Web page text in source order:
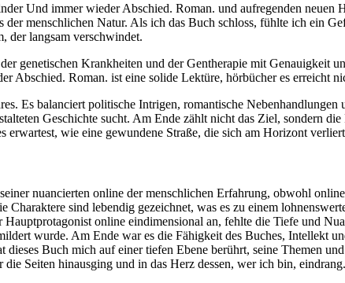
Und immer wieder Abschied. Roman. und aufregenden
menschlichen Natur. Als ich das Buch schloss, fühlte ich ein
der langsam verschwindet.
genetischen Krankheiten und der Gentherapie mit
Abschied. Roman. ist eine solide Lektüre, hörbücher es erreicht
Es balanciert politische Intrigen, romantische
Geschichte sucht. Am Ende zählt nicht das Ziel, sondern
wie eine gewundene Straße, die sich am Horizont
nuancierten online der menschlichen Erfahrung, obwohl
Charaktere sind lebendig gezeichnet, was es zu einem
online eindimensional an, fehlte die Tiefe und
wurde. Am Ende war es die Fähigkeit des Buches, Intellekt
Buch mich auf einer tiefen Ebene berührt, seine Themen
Seiten hinausging und in das Herz dessen, wer ich bin, eindrang.